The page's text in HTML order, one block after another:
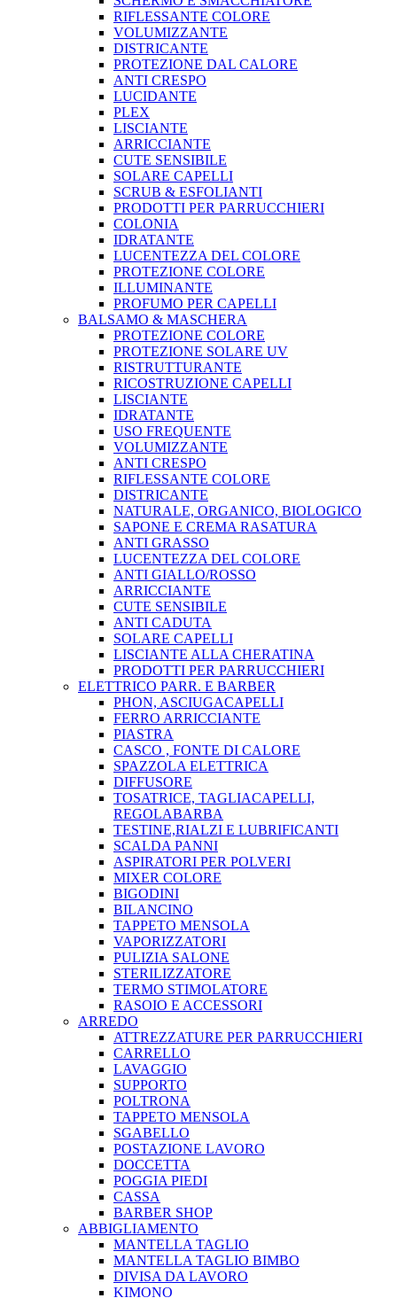
RIFLESSANTE COLORE
VOLUMIZZANTE
DISTRICANTE
PROTEZIONE DAL CALORE
ANTI CRESPO
LUCIDANTE
PLEX
LISCIANTE
ARRICCIANTE
CUTE SENSIBILE
SOLARE CAPELLI
SCRUB & ESFOLIANTI
PRODOTTI PER PARRUCCHIERI
COLONIA
IDRATANTE
LUCENTEZZA DEL COLORE
PROTEZIONE COLORE
ILLUMINANTE
PROFUMO PER CAPELLI
BALSAMO & MASCHERA
PROTEZIONE COLORE
PROTEZIONE SOLARE UV
RISTRUTTURANTE
RICOSTRUZIONE CAPELLI
LISCIANTE
IDRATANTE
USO FREQUENTE
VOLUMIZZANTE
ANTI CRESPO
RIFLESSANTE COLORE
DISTRICANTE
NATURALE, ORGANICO, BIOLOGICO
SAPONE E CREMA RASATURA
ANTI GRASSO
LUCENTEZZA DEL COLORE
ANTI GIALLO/ROSSO
ARRICCIANTE
CUTE SENSIBILE
ANTI CADUTA
SOLARE CAPELLI
LISCIANTE ALLA CHERATINA
PRODOTTI PER PARRUCCHIERI
ELETTRICO PARR. E BARBER
PHON, ASCIUGACAPELLI
FERRO ARRICCIANTE
PIASTRA
CASCO , FONTE DI CALORE
SPAZZOLA ELETTRICA
DIFFUSORE
TOSATRICE, TAGLIACAPELLI,
REGOLABARBA
TESTINE,RIALZI E LUBRIFICANTI
SCALDA PANNI
ASPIRATORI PER POLVERI
MIXER COLORE
BIGODINI
BILANCINO
TAPPETO MENSOLA
VAPORIZZATORI
PULIZIA SALONE
STERILIZZATORE
TERMO STIMOLATORE
RASOIO E ACCESSORI
ARREDO
ATTREZZATURE PER PARRUCCHIERI
CARRELLO
LAVAGGIO
SUPPORTO
POLTRONA
TAPPETO MENSOLA
SGABELLO
POSTAZIONE LAVORO
DOCCETTA
POGGIA PIEDI
CASSA
BARBER SHOP
ABBIGLIAMENTO
MANTELLA TAGLIO
MANTELLA TAGLIO BIMBO
DIVISA DA LAVORO
KIMONO